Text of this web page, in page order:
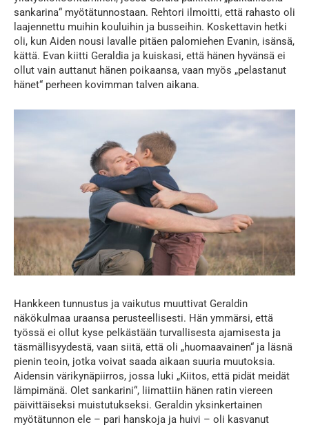
sankarina“ myötätunnostaan. Rehtori ilmoitti, että rahasto oli
laajennettu muihin kouluihin ja busseihin. Koskettavin hetki
oli, kun Aiden nousi lavalle pitäen palomiehen Evanin, isänsä,
kättä. Evan kiitti Geraldia ja kuiskasi, että hänen hyvänsä ei
ollut vain auttanut hänen poikaansa, vaan myös „pelastanut
hänet“ perheen kovimman talven aikana.
Hankkeen tunnustus ja vaikutus muuttivat Geraldin
näkökulmaa uraansa perusteellisesti. Hän ymmärsi, että
työssä ei ollut kyse pelkästään turvallisesta ajamisesta ja
täsmällisyydestä, vaan siitä, että oli „huomaavainen“ ja läsnä
pienin teoin, jotka voivat saada aikaan suuria muutoksia.
Aidensin värikynäpiirros, jossa luki „Kiitos, että pidät meidät
lämpimänä. Olet sankarini“, liimattiin hänen ratin viereen
päivittäiseksi muistutukseksi. Geraldin yksinkertainen
myötätunnon ele – pari hanskoja ja huivi – oli kasvanut